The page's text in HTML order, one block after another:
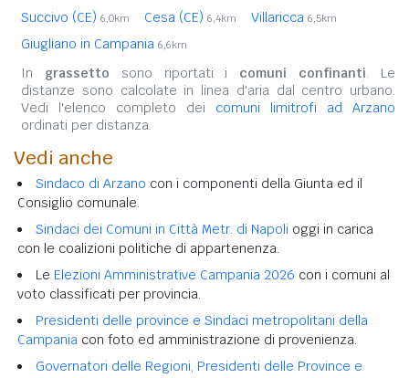
Succivo (CE) 6,0km Cesa (CE) 6,4km Villaricca 6,5km
Giugliano in Campania 6,6km
In grassetto sono riportati i comuni confinanti. Le
distanze sono calcolate in linea d'aria dal centro urbano.
Vedi l'elenco completo dei comuni limitrofi ad Arzano
ordinati per distanza.
Vedi anche
Sindaco di Arzano con i componenti della Giunta ed il
Consiglio comunale.
Sindaci dei Comuni in Città Metr. di Napoli oggi in carica
con le coalizioni politiche di appartenenza.
Le Elezioni Amministrative Campania 2026 con i comuni al
voto classificati per provincia.
Presidenti delle province e Sindaci metropolitani della
Campania con foto ed amministrazione di provenienza.
Governatori delle Regioni, Presidenti delle Province e